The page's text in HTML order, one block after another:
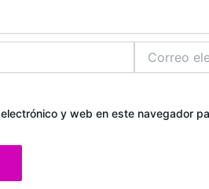
electrónico*
y web en este navegador